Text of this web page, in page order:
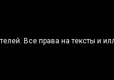
Все права на тексты и